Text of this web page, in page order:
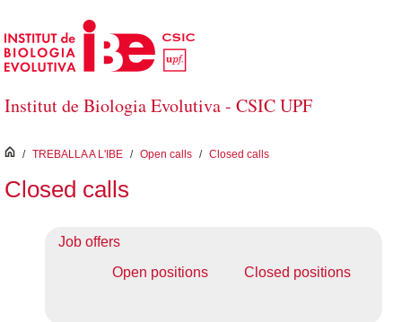
Salta al contingut principal
Institut de Biologia Evolutiva - CSIC UPF
inici
/ TREBALLA A L'IBE / Open calls / Closed calls
Closed calls
Job offers
Open positions
Closed positions